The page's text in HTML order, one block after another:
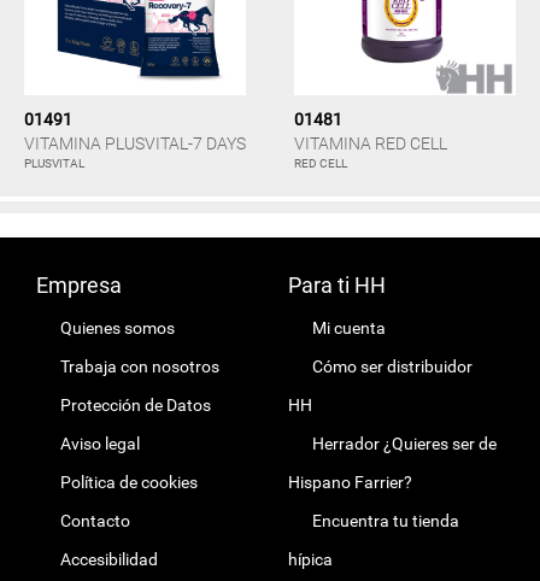
01491
VITAMINA PLUSVITAL-7 DAYS
PLUSVITAL
01481
VITAMINA RED CELL
RED CELL
Empresa
Quienes somos
Trabaja con nosotros
Protección de Datos
Aviso legal
Política de cookies
Contacto
Accesibilidad
Para ti HH
Mi cuenta
Cómo ser distribuidor
HH
Herrador ¿Quieres ser de
Hispano Farrier?
Encuentra tu tienda
hípica